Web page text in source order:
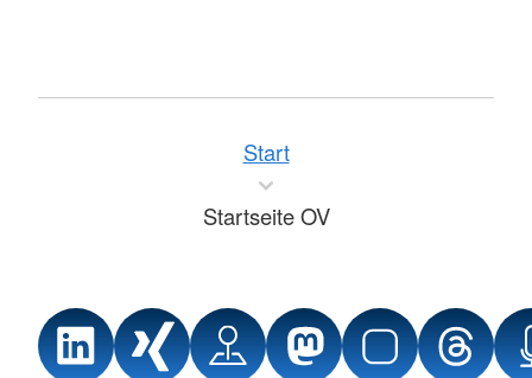
Start
Startseite OV